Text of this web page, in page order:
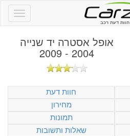
חוות דעת רכב
אופל אסטרה יד שנייה
2004 - 2009
חוות דעת
מחירון
תמונות
שאלות ותשובות